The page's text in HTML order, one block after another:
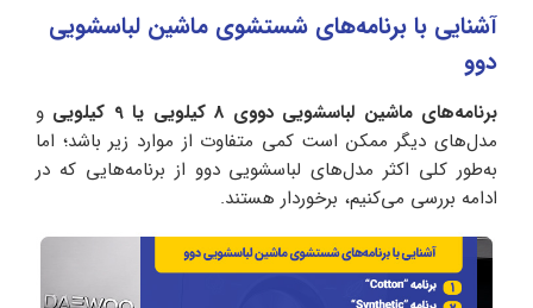
آشنایی با برنامه‌های شستشوی ماشین لباسشویی
دوو
برنامه‌های ماشین لباسشویی دووی 8 کیلویی یا 9 کیلویی
و
مدل‌های دیگر ممکن است کمی متفاوت از موارد زیر باشد؛ اما
به‌طور کلی اکثر مدل‌های لباسشویی دوو از برنامه‌هایی که در
ادامه بررسی می‌کنیم، برخوردار هستند.